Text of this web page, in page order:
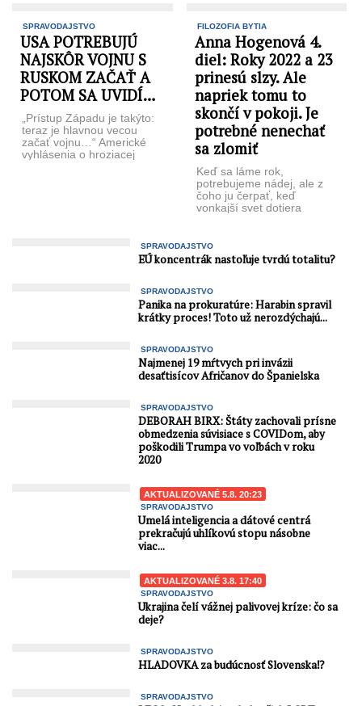
SPRAVODAJSTVO
USA POTREBUJÚ
NAJSKÔR VOJNU S
RUSKOM ZAČAŤ A
POTOM SA UVIDÍ…
„Prístup Západu je takýto:
teraz je hlavnou vecou
začať vojnu…“ Americké
vyhlásenia o hroziacej
FILOZOFIA BYTIA
Anna Hogenová 4.
diel: Roky 2022 a 23
prinesú slzy. Ale
napriek tomu to
skončí v pokoji. Je
potrebné nenechať
sa zlomiť
Keď sa láme rok,
potrebujeme nádej, ale z
čoho ju čerpať, keď
vonkajší svet dotiera
...
SPRAVODAJSTVO
EÚ koncentrák nastoľuje tvrdú totalitu?
SPRAVODAJSTVO
Panika na prokuratúre: Harabin spravil
krátky proces! Toto už nerozdýchajú...
SPRAVODAJSTVO
Najmenej 19 mŕtvych pri invázii
desaťtisícov Afričanov do Španielska
SPRAVODAJSTVO
DEBORAH BIRX: Štáty zachovali prísne
obmedzenia súvisiace s COVIDom, aby
poškodili Trumpa vo voľbách v roku
2020
AKTUALIZOVANÉ 5.8. 20:23
SPRAVODAJSTVO
Umelá inteligencia a dátové centrá
prekračujú uhlíkovú stopu násobne
viac...
AKTUALIZOVANÉ 3.8. 17:40
SPRAVODAJSTVO
Ukrajina čelí vážnej palivovej kríze: čo sa
deje?
SPRAVODAJSTVO
HLADOVKA za budúcnosť Slovenska⁉️
SPRAVODAJSTVO